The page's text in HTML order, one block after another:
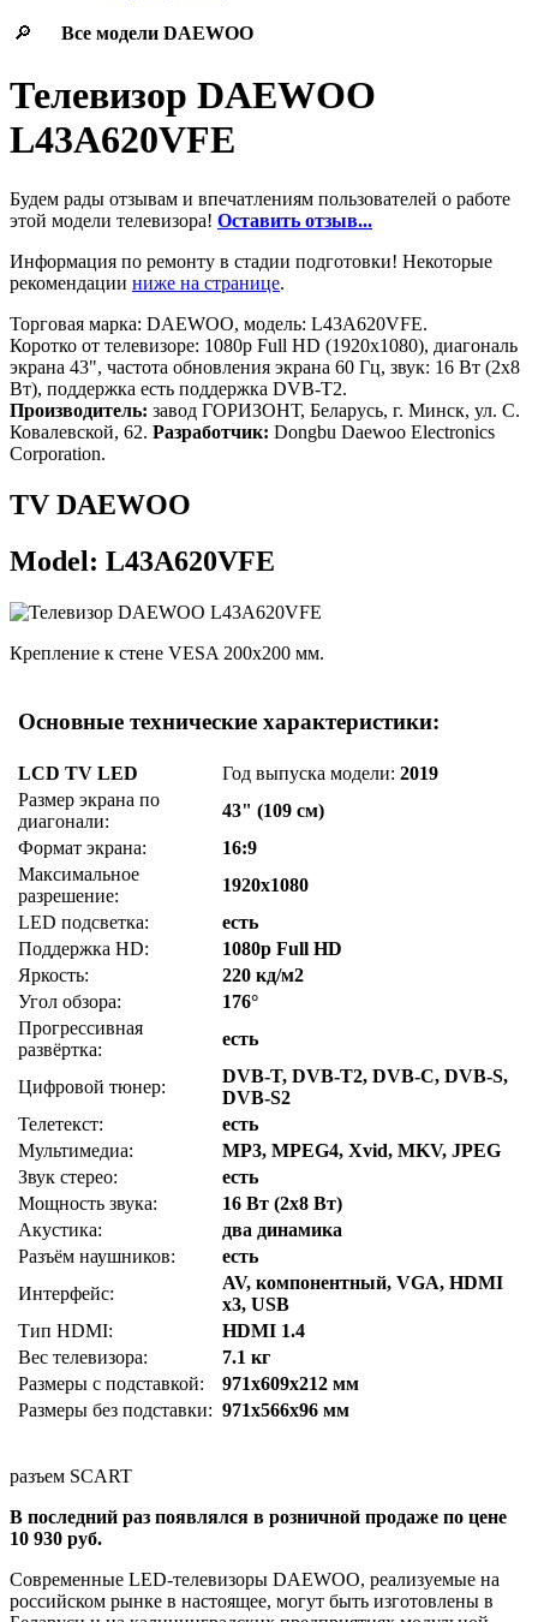
🔎 Все модели DAEWOO
Телевизор DAEWOO
L43A620VFE
Будем рады отзывам и впечатлениям пользователей о работе
этой модели телевизора! Оставить отзыв...
Информация по ремонту в стадии подготовки! Некоторые
рекомендации ниже на странице.
Торговая марка: DAEWOO, модель: L43A620VFE.
Коротко от телевизоре: 1080p Full HD (1920x1080), диагональ
экрана 43", частота обновления экрана 60 Гц, звук: 16 Вт (2х8
Вт), поддержка есть поддержка DVB-T2.
Производитель: завод ГОРИЗОНТ, Беларусь, г. Минск, ул. С.
Ковалевской, 62. Разработчик: Dongbu Daewoo Electronics
Corporation.
TV DAEWOO
Model: L43A620VFE
Крепление к стене VESA 200x200 мм.
Основные технические характеристики:
LCD TV LED Год выпуска модели:2019
Размер экрана по
диагонали:
43" (109 см)
Формат экрана:
16:9
Максимальное
разрешение:
1920x1080
LED подсветка:
есть
Поддержка HD:
1080p Full HD
Яркость:
220 кд/м2
Угол обзора:
176°
Прогрессивная
развёртка:
есть
Цифровой тюнер:
DVB-T, DVB-T2, DVB-C, DVB-S,
DVB-S2
Телетекст:
есть
Мультимедиа:
MP3, MPEG4, Xvid, MKV, JPEG
Звук стерео:
есть
Мощность звука:
16 Вт (2х8 Вт)
Акустика:
два динамика
Разъём наушников:
есть
Интерфейс:
AV, компонентный, VGA, HDMI
x3, USB
Тип HDMI:
HDMI 1.4
Вес телевизора:
7.1 кг
Размеры с подставкой:
971x609x212 мм
Размеры без подставки: 971x566x96 мм
разъем SCART
В последний раз появлялся в розничной продаже по цене
10 930 руб.
Современные LED-телевизоры DAEWOO, реализуемые на
российском рынке в настоящее, могут быть изготовлены в